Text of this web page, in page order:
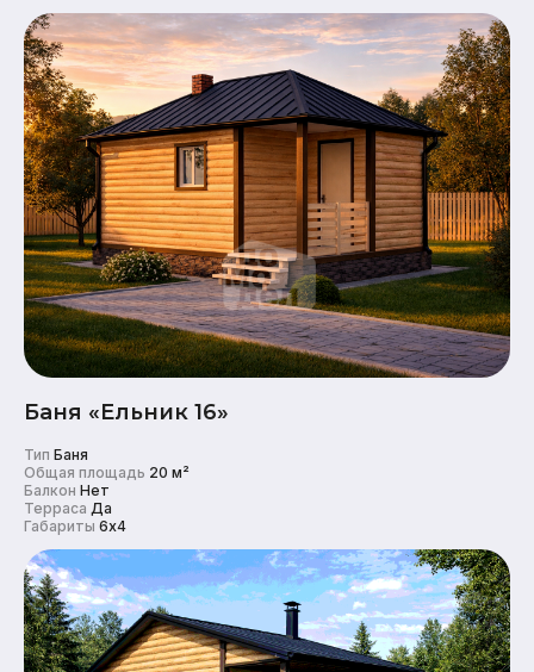
Баня «Ельник 16»
Тип Баня
Общая площадь 20 м²
Балкон Нет
Терраса Да
Габариты 6x4